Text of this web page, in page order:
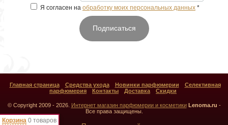
Корзина 0 товаров
Я согласен на обработку моих персональных данных *
Подписаться
Главная страница Средства ухода Новинки парфюмерии
Селективная
парфюмерия
Контакты Доставка Скидки
© Copyright 2009 - 2026. Интернет магазин парфюмерии и косметики Lenoma.ru -
Все права защищены.